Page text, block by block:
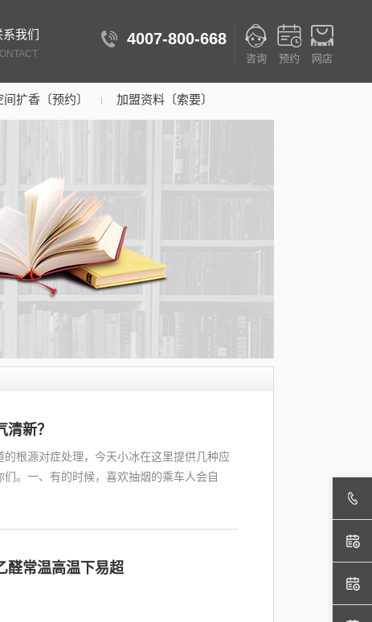
系我们 4007-800-668
咨询 预约 网店
间扩香〔预约〕 加盟资料〔索要〕
新？
根源对症处理，今天小冰在这里提供几种应
。一、有的时候，喜欢抽烟的乘车人会自
醛常温高温下易超